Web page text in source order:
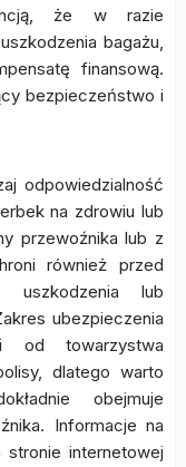
że w razie
bagażu,
finansową.
bezpieczeństwo i
odpowiedzialność
na zdrowiu lub
przewoźnika lub z
również przed
uszkodzenia lub
ubezpieczenia
towarzystwa
dlatego warto
obejmuje
Informacje na
internetowej